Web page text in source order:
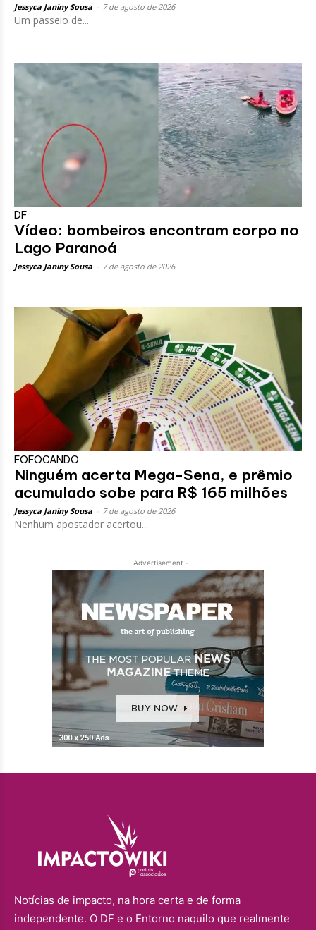
Jessyca Janiny Sousa 7 de agosto de 2026
Um passeio de...
DF
Vídeo: bombeiros encontram corpo no
Lago Paranoá
Jessyca Janiny Sousa 7 de agosto de 2026
FOFOCANDO
Ninguém acerta Mega-Sena, e prêmio
acumulado sobe para R$ 165 milhões
Jessyca Janiny Sousa 7 de agosto de 2026
Nenhum apostador acertou...
- Advertisement -
Notícias de impacto, na hora certa e de forma
independente. O DF e o Entorno naquilo que realmente